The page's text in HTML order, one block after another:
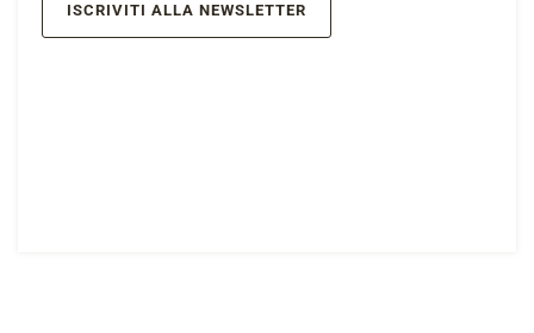
ISCRIVITI ALLA NEWSLETTER